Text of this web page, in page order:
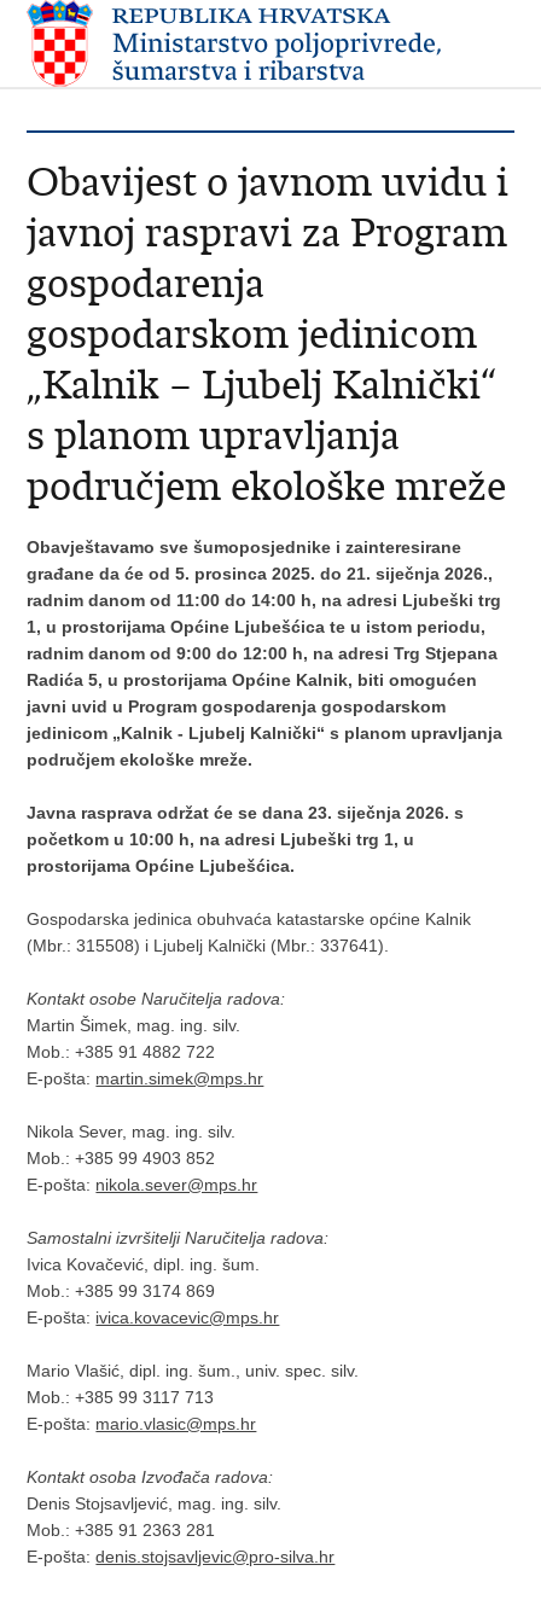
Obavijest o javnom uvidu i
javnoj raspravi za Program
gospodarenja
gospodarskom jedinicom
„Kalnik – Ljubelj Kalnički“
s planom upravljanja
područjem ekološke mreže
Obavještavamo sve šumoposjednike i zainteresirane
građane da će od 5. prosinca 2025. do 21. siječnja 2026.,
radnim danom od 11:00 do 14:00 h, na adresi Ljubeški trg
1, u prostorijama Općine Ljubešćica te u istom periodu,
radnim danom od 9:00 do 12:00 h, na adresi Trg Stjepana
Radića 5, u prostorijama Općine Kalnik, biti omogućen
javni uvid u Program gospodarenja gospodarskom
jedinicom „Kalnik - Ljubelj Kalnički“ s planom upravljanja
područjem ekološke mreže.
Javna rasprava održat će se dana 23. siječnja 2026. s
početkom u 10:00 h, na adresi Ljubeški trg 1, u
prostorijama Općine Ljubešćica.
Gospodarska jedinica obuhvaća katastarske općine Kalnik
(Mbr.: 315508) i Ljubelj Kalnički (Mbr.: 337641).
Kontakt osobe Naručitelja radova:
Martin Šimek, mag. ing. silv.
Mob.: +385 91 4882 722
E-pošta: martin.simek@mps.hr
Nikola Sever, mag. ing. silv.
Mob.: +385 99 4903 852
E-pošta: nikola.sever@mps.hr
Samostalni izvršitelji Naručitelja radova:
Ivica Kovačević, dipl. ing. šum.
Mob.: +385 99 3174 869
E-pošta: ivica.kovacevic@mps.hr
Mario Vlašić, dipl. ing. šum., univ. spec. silv.
Mob.: +385 99 3117 713
E-pošta: mario.vlasic@mps.hr
Kontakt osoba Izvođača radova:
Denis Stojsavljević, mag. ing. silv.
Mob.: +385 91 2363 281
E-pošta:denis.stojsavljevic@pro-silva.hr